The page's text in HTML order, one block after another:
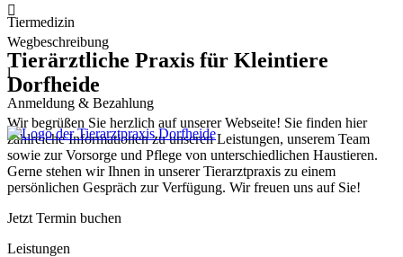

Wegbeschreibung
l
Anmeldung & Bezahlung
Tiermedizin
Tierärztliche Praxis für Kleintiere
Dorfheide
Wir begrüßen Sie herzlich auf unserer Webseite! Sie finden hier
zahlreiche Informationen zu unseren Leistungen, unserem Team
sowie zur Vorsorge und Pflege von unterschiedlichen Haustieren.
Gerne stehen wir Ihnen in unserer Tierarztpraxis zu einem
persönlichen Gespräch zur Verfügung. Wir freuen uns auf Sie!
Jetzt Termin buchen
Leistungen